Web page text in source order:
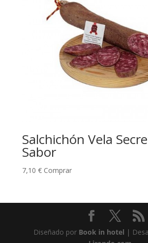
Salchichón Vela
Sabor
7,10 € Comprar
Diseñado por Book in hotel |